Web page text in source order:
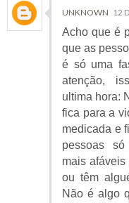
UNKNOWN 12
Acho que é
que as
é só uma
atenção,
ultima hora:
fica para a
medicada e
pessoas
mais
ou têm
Não é algo